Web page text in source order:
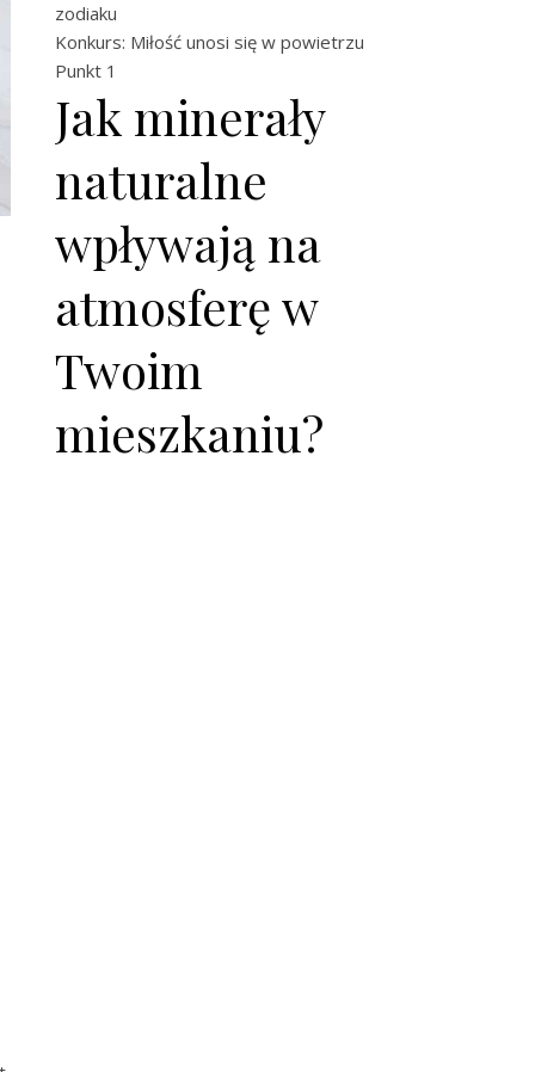
zodiaku
Konkurs: Miłość unosi się w powietrzu
Punkt 1
Jak minerały
naturalne
wpływają na
atmosferę w
Twoim
mieszkaniu?